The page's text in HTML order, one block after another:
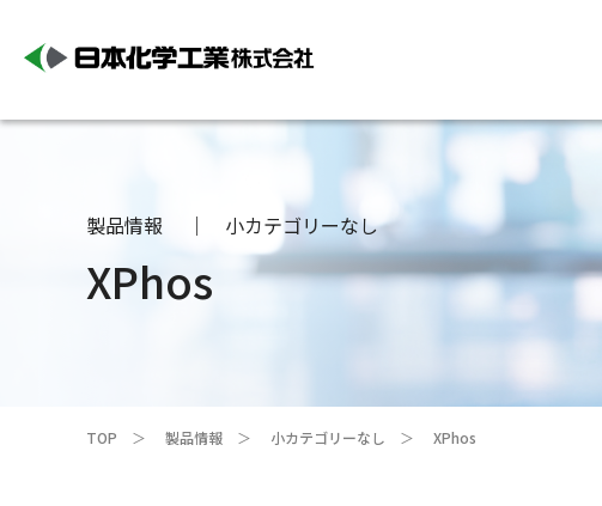
製品情報 小カテゴリーなし
XPhos
TOP 製品情報 小カテゴリーなし XPhos